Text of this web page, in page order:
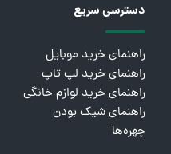
دسترسی سریع
راهنمای خرید موبایل
راهنمای خرید لپ تاپ
راهنمای خرید لوازم خانگی
راهنمای شیک بودن
چهره‌ها